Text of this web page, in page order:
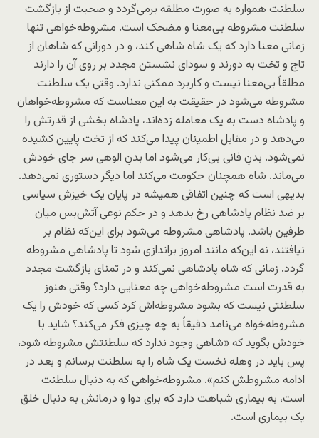
سلطنت همواره به صورت مطلقه برمی‌گردد و صحبت از بازگشت
سلطنت مشروطه بی‌معنا و مضحک است. مشروطه‌خواهی تنها
زمانی معنا دارد که یک شاه شاهی کند، و در دورانی که شاهان از
تاج و تخت به دورند و سودای نشستن مجدد بر روی آن را دارند
مطلقاً بی‌معنا نیست و کاربرد ممکنی ندارد. وقتی یک سلطنت
مشروطه می‌شود در حقیقت به این معناست که مشروطه‌خواهان
و پادشاه دست به یک معامله زده‌اند، پادشاه بخشی از قدرتش را
می‌دهد و در مقابل اطمینان پیدا می‌کند که از تخت پایین کشیده
نمی‌شود. بدنِ فانی بی‌کار می‌شود اما بدنِ الوهی سر جای خودش
می‌ماند. شاه همچنان حکومت می‌کند اما دیگر دستوری نمی‌دهد.
بدیهی است که چنین اتفاقی همیشه در پایان یک خیزش سیاسی
بر ضد نظام پادشاهی رخ بدهد و در حکم نوعی آتش‌بس میان
طرفین باشد. پادشاهی مشروطه می‌شود برای این‌که نظام بر
نیافتند، نه این‌که مانند امروز براندازی شود تا پادشاهی مشروطه
گردد. زمانی که شاه پادشاهی نمی‌کند و در تمنای بازگشت مجدد
به قدرت است مشروطه‌خواهی چه معنایی دارد؟ وقتی هنوز
سلطنتی نیست که بشود مشروطه‌اش کرد کسی که خودش را یک
مشروطه‌خواه می‌نامد دقیقاً به چه چیزی فکر می‌کند؟ شاید با
خودش بگوید که «شاهی وجود ندارد که سلطنتش مشروطه شود،
پس باید در وهله نخست یک شاه را به سلطنت برسانم و بعد در
ادامه مشروطش کنم». مشروطه‌خواهی که به دنبال سلطنت
است، به بیماری شباهت دارد که برای دوا و درمانش به دنبال خلق
یک بیماری است.